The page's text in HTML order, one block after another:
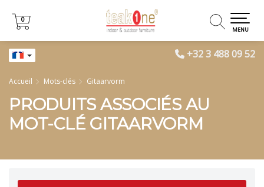
+32 3 488 09 52
0
0
MENU
Accueil Mots-clés Gitaarvorm
PRODUITS ASSOCIÉS AU
MOT-CLÉ GITAARVORM